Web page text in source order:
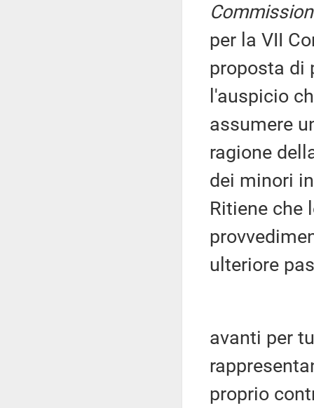
per la VII
proposta di
l'auspicio
assumere
ragione
dei minori
Ritiene che
ulteriore
avanti per
proprio